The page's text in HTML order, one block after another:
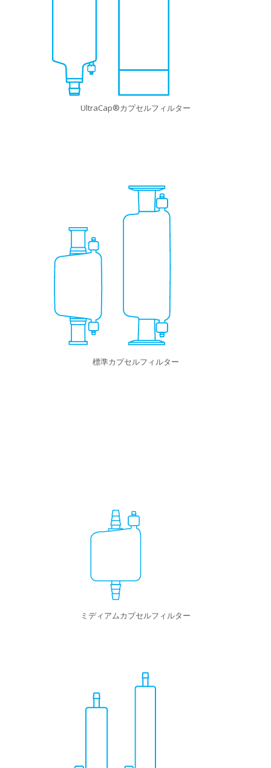
UltraCap®カプセルフィルター
標準カプセルフィルター
ミディアムカプセルフィルター